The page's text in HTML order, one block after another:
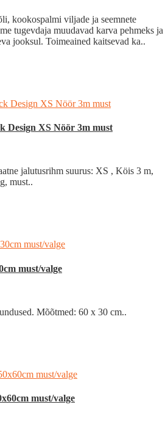
kookospalmi viljade ja seemnete
tugevdaja muudavad karva pehmeks ja
jooksul. Toimeained kaitsevad ka..
Design XS Nöör 3m must
jalutusrihm suurus: XS , Köis 3 m,
must..
must/valge
Mõõtmed: 60 x 30 cm..
must/valge